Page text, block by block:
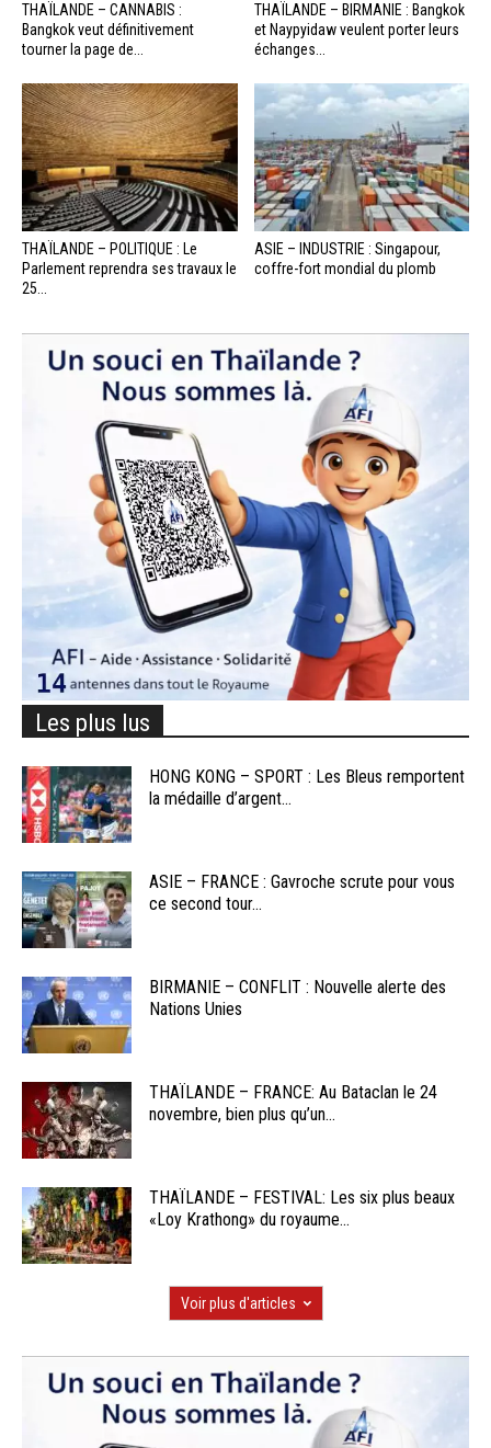
THAÏLANDE – CANNABIS :
Bangkok veut définitivement
tourner la page de...
THAÏLANDE – BIRMANIE : Bangkok
et Naypyidaw veulent porter leurs
échanges...
THAÏLANDE – POLITIQUE : Le
Parlement reprendra ses travaux le
25...
ASIE – INDUSTRIE : Singapour,
coffre-fort mondial du plomb
Les plus lus
HONG KONG – SPORT : Les Bleus remportent
la médaille d’argent...
ASIE – FRANCE : Gavroche scrute pour vous
ce second tour...
BIRMANIE – CONFLIT : Nouvelle alerte des
Nations Unies
THAÏLANDE – FRANCE: Au Bataclan le 24
novembre, bien plus qu’un...
THAÏLANDE – FESTIVAL: Les six plus beaux
«Loy Krathong» du royaume...
Voir plus d'articles